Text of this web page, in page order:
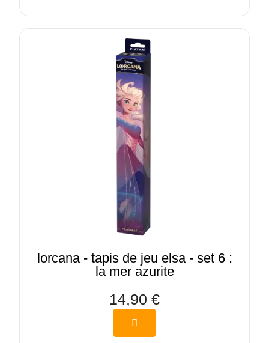
lorcana - tapis de jeu elsa - set 6 :
la mer azurite
14,90 €